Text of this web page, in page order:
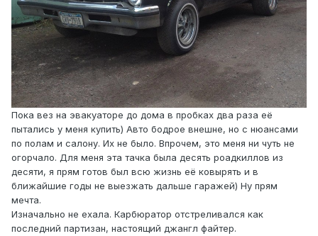
Пока вез на эвакуаторе до дома в пробках два раза её
пытались у меня купить) Авто бодрое внешне, но с нюансами
по полам и салону. Их не было. Впрочем, это меня ни чуть не
огорчало. Для меня эта тачка была десять роадкиллов из
десяти, я прям готов был всю жизнь её ковырять и в
ближайшие годы не выезжать дальше гаражей) Ну прям
мечта.
Изначально не ехала. Карбюратор отстреливался как
последний партизан, настоящий джангл файтер.